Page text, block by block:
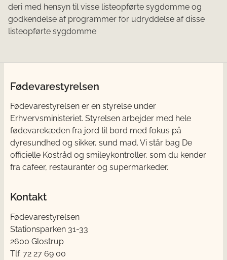
deri med hensyn til visse listeopførte sygdomme og
godkendelse af programmer for udryddelse af disse
listeopførte sygdomme
Fødevarestyrelsen
Fødevarestyrelsen er en styrelse under
Erhvervsministeriet. Styrelsen arbejder med hele
fødevarekæden fra jord til bord med fokus på
dyresundhed og sikker, sund mad. Vi står bag De
officielle Kostråd og smileykontroller, som du kender
fra cafeer, restauranter og supermarkeder.
Kontakt
Fødevarestyrelsen
Stationsparken 31-33
2600 Glostrup
Tlf. 72 2​​​7 69 00